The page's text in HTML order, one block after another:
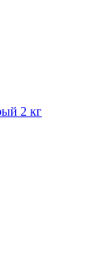
2 кг